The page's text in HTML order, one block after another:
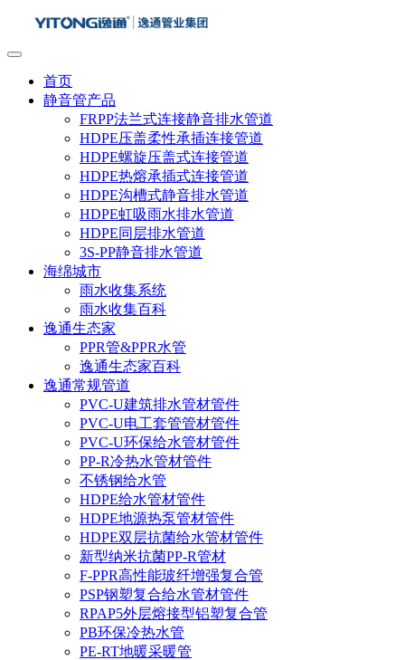
首页
静音管产品
FRPP法兰式连接静音排水管道
HDPE压盖柔性承插连接管道
HDPE螺旋压盖式连接管道
HDPE热熔承插式连接管道
HDPE沟槽式静音排水管道
HDPE虹吸雨水排水管道
HDPE同层排水管道
3S-PP静音排水管道
海绵城市
雨水收集系统
雨水收集百科
逸通生态家
PPR管&PPR水管
逸通生态家百科
逸通常规管道
PVC-U建筑排水管材管件
PVC-U电工套管管材管件
PVC-U环保给水管材管件
PP-R冷热水管材管件
不锈钢给水管
HDPE给水管材管件
HDPE地源热泵管材管件
HDPE双层抗菌给水管材管件
新型纳米抗菌PP-R管材
F-PPR高性能玻纤增强复合管
PSP钢塑复合给水管材管件
RPAP5外层熔接型铝塑复合管
PB环保冷热水管
PE-RT地暖采暖管